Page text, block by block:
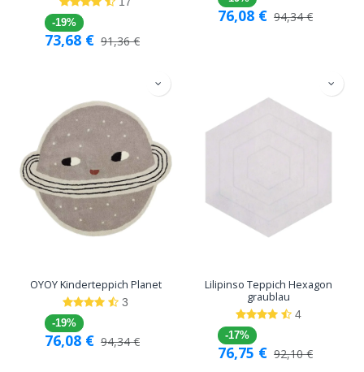
-19%
73,68 € 91,36€
76,08 € 94,34€
OYOY Kinderteppich Planet
3
-19%
76,08 € 94,34€
Lilipinso Teppich Hexagon
graublau
4
-17%
76,75 € 92,10€